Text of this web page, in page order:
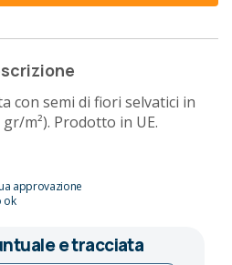
con semi di fiori selvatici in
m²). Prodotto in UE.
approvazione
ok
e tracciata